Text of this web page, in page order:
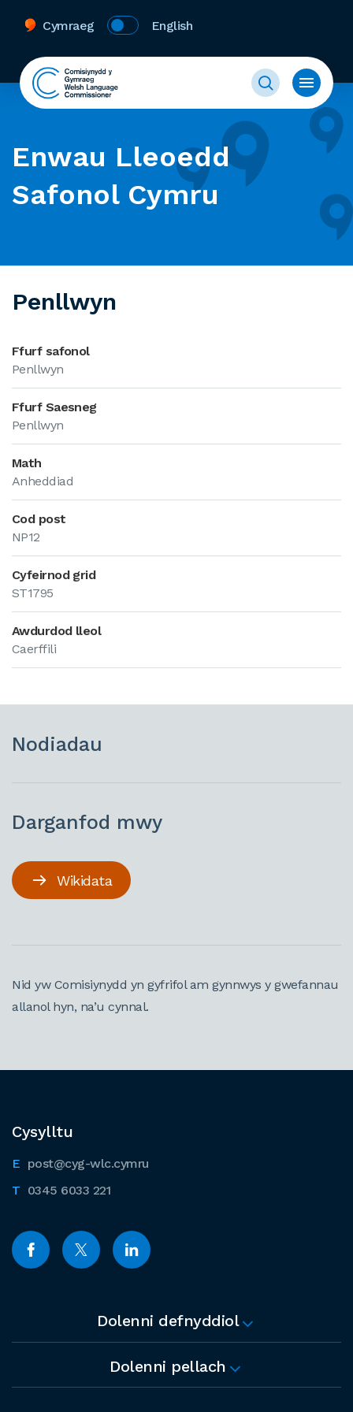
Cymraeg English
Enwau Lleoedd
Safonol Cymru
Penllwyn
Ffurf safonol
Penllwyn
Ffurf Saesneg
Penllwyn
Math
Anheddiad
Cod post
NP12
Cyfeirnod grid
ST1795
Awdurdod lleol
Caerffili
Nodiadau
Darganfod mwy
Wikidata
Nid yw Comisiynydd yn gyfrifol am gynnwys y gwefannau
allanol hyn, na’u cynnal.
Cysylltu
post@cyg-wlc.cymru
0345 6033 221
Dolenni defnyddiol
Dolenni pellach